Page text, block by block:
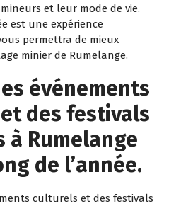
et leur mode de vie.
est une expérience
permettra de mieux
minier de Rumelange.
événements
des festivals
à Rumelange
de l’année.
culturels et des festivals